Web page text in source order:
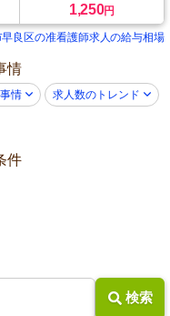
1,250円
良区の准看護師求人の給与相場
情
情 求人数のトレンド
件
検索